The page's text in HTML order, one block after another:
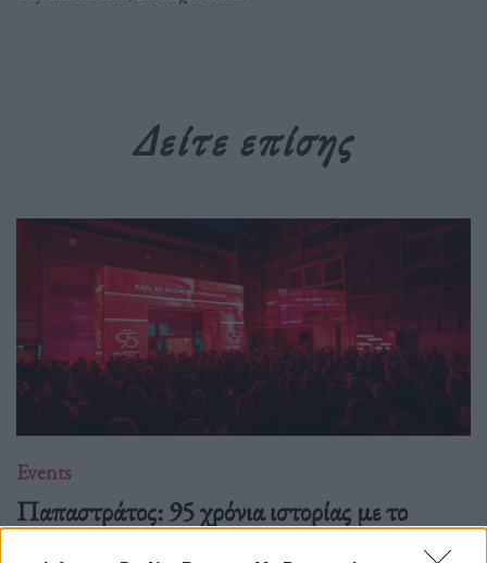
Δείτε επίσης
Events
Παπαστράτος: 95 χρόνια ιστορίας με το
βλέμμα στραμμένο στο «επόμενο»